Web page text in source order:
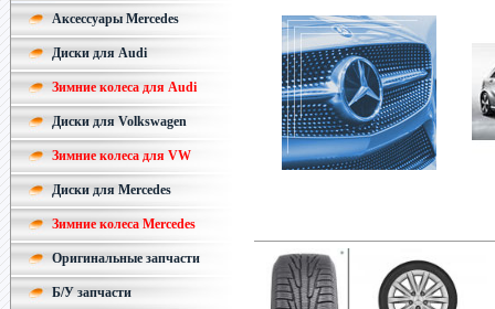
Аксессуары Mercedes
Диски для Audi
Зимние колеса для Audi
Диски для Volkswagen
Зимние колеса для VW
Диски для Mercedes
Зимние колеса Mercedes
Оригинальные запчасти
Б/У запчасти